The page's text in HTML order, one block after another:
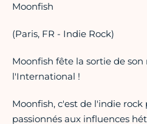
Moonfish
(Paris, FR - Indie Rock)
Moonfish fête la sortie de
l'International !
Moonfish, c'est de l'indie
passionnés aux influences